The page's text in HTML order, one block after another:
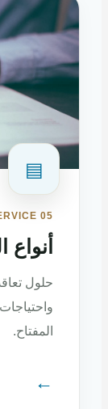
▤
SERVICE 05
أنواع العقود
حلول تعاقد
واحتياجات